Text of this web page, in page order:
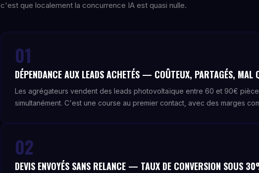
c'est que localement la concurrence IA est quasi nulle.
01
DÉPENDANCE AUX LEADS ACHETÉS — COÛTEUX, PARTAGÉS, MAL
Les agrégateurs vendent des leads photovoltaïque entre 60 et 90€
simultanément. C'est une course au premier contact, avec des marges
02
DEVIS ENVOYÉS SANS RELANCE — TAUX DE CONVERSION SOUS